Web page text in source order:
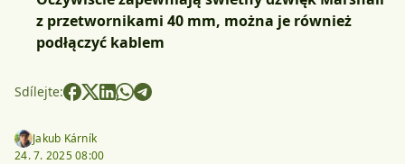
z przetwornikami 40 mm, można je również
podłączyć kablem
Sdílejte:
Jakub Kárník
24. 7. 2025 08:00